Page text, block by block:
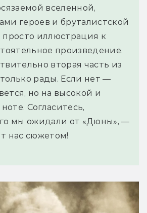
на орбиту Арракиса и
признать Пола
Пол командует
его воинов «в рай»,
на битву с армадой
и фильм
Вильнёв торопит
устроенном
за кадром. Здесь
вводится в
вселенной,
героев и бруталистской
просто иллюстрация к
произведение.
вторая часть из
рады. Если нет —
но на высокой и
Согласитесь,
мы ожидали от «Дюны», —
нас сюжетом!